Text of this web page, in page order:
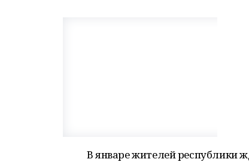
В январе жителей республики